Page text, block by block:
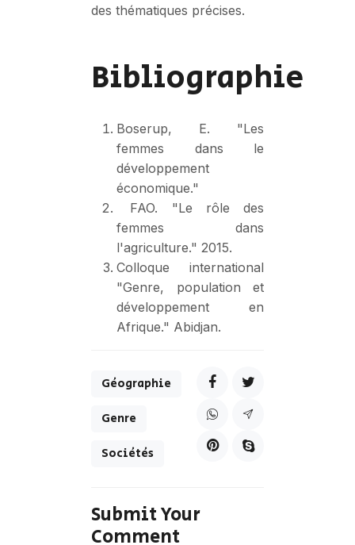
des thématiques précises.
Bibliographie
Boserup, E. "Les
femmes dans le
développement
économique."
FAO. "Le rôle des
femmes dans
l'agriculture." 2015.
Colloque international
"Genre, population et
développement en
Afrique." Abidjan.
Géographie
Genre
Sociétés
Submit Your
Comment